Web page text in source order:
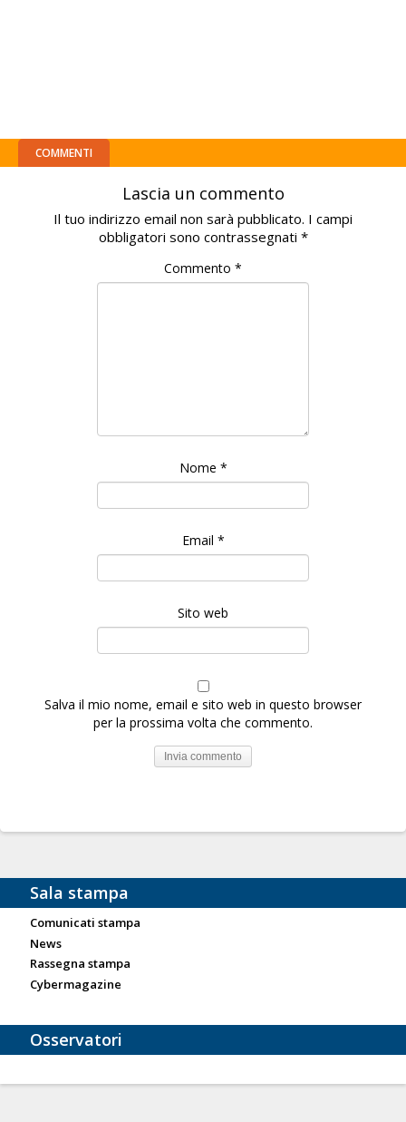
COMMENTI
Lascia un commento
Il tuo indirizzo email non sarà pubblicato. I campi
obbligatori sono contrassegnati *
Commento *
Nome *
Email *
Sito web
Salva il mio nome, email e sito web in questo browser
per la prossima volta che commento.
Sala stampa
Comunicati stampa
News
Rassegna stampa
Cybermagazine
Osservatori